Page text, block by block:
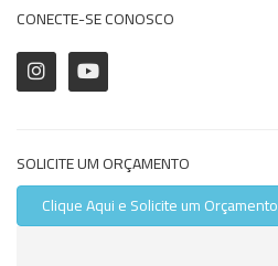
CONECTE-SE CONOSCO
SOLICITE UM ORÇAMENTO
Clique Aqui e Solicite um Orçamento